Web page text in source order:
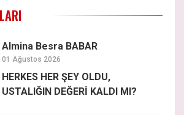
Almina Besra BABAR
01 Ağustos 2026
HERKES HER ŞEY OLDU,
USTALIĞIN DEĞERİ KALDI MI?